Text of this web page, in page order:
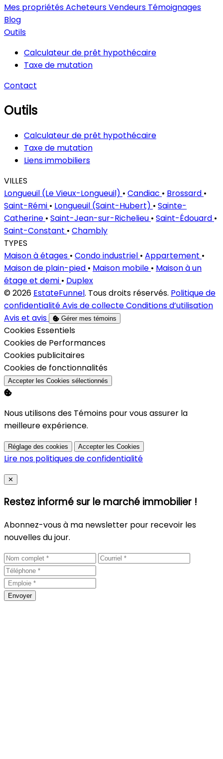
Mes propriétésAcheteursVendeurs Témoignages
Blog
Outils
Calculateur de prêt hypothécaire
Taxe de mutation
Contact
Outils
Calculateur de prêt hypothécaire
Taxe de mutation
Liens immobiliers
VILLES
Longueuil (Le Vieux-Longueuil) • Candiac • Brossard •
Saint-Rémi • Longueuil (Saint-Hubert) • Sainte-
Catherine • Saint-Jean-sur-Richelieu • Saint-Édouard •
Saint-Constant • Chambly
TYPES
Maison à étages • Condo industriel • Appartement •
Maison de plain-pied • Maison mobile • Maison à un
étage et demi • Duplex
© 2026 EstateFunnel. Tous droits réservés. Politique de
confidentialitéAvis de collecteConditions d’utilisation
Avis et avis
Gérer mes témoins
Activer
Cookies Essentiels
Activer
Cookies de Performances
Activer
Cookies publicitaires
Activer
Cookies de fonctionnalités
Accepter les Cookies sélectionnés
Nous utilisons des Témoins pour vous assurer la
meilleure expérience.
Réglage des cookies Accepter les Cookies
Lire nos politiques de confidentialité
Close
✕
Restez informé sur le marché immobilier !
Abonnez-vous à ma newsletter pour recevoir les
nouvelles du jour.
Envoyer